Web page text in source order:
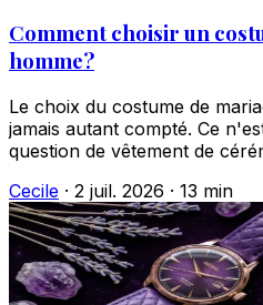
Comment choisir un
homme?
Le choix du costume de
jamais autant compté. Ce
question de vêtement de
Cecile · 2 juil. 2026 · 13 min